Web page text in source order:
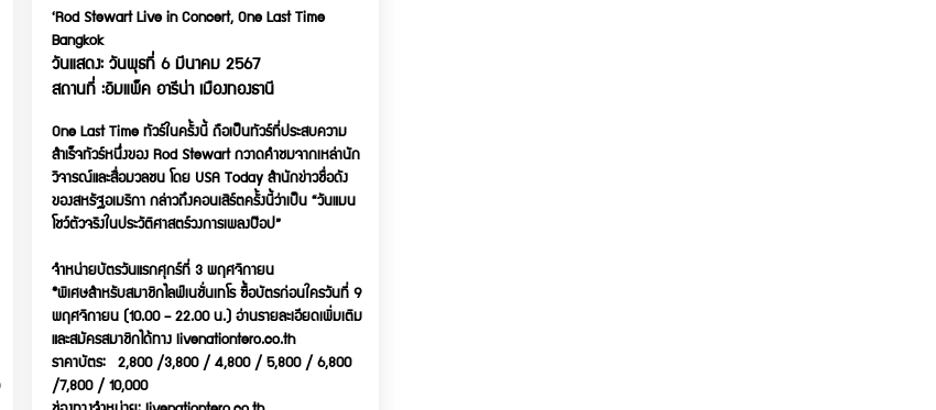
‘Rod Stewart Live in Concert, One Last Time
Bangkok
วันแสดง: วันพุธที่ 6 มีนาคม 2567
สถานที่ :อิมแพ็ค อารีน่า เมืองทองธานี
One Last Time ทัวร์ในครั้งนี้ ถือเป็นทัวร์ที่ประสบความ
สำเร็จทัวร์หนึ่งของ Rod Stewart กวาดคำชมจากเหล่านัก
วิจารณ์และสื่อมวลชน โดย USA Today สำนักข่าวชื่อดัง
ของสหรัฐอเมริกา กล่าวถึงคอนเสิร์ตครั้งนี้ว่าเป็น “วันแมน
โชว์ตัวจริงในประวัติศาสตร์วงการเพลงป๊อป”
จำหน่ายบัตรวันแรกศุกร์ที่ 3 พฤศจิกายน
*พิเศษสำหรับสมาชิกไลฟ์เนชั่นเทโร ซื้อบัตรก่อนใครวันที่ 9
พฤศจิกายน (10.00 – 22.00 น.) อ่านรายละเอียดเพิ่มเติม
และสมัครสมาชิกได้ทาง livenationtero.co.th
ราคาบัตร: 2,800 /3,800 / 4,800 / 5,800 / 6,800
/7,800 / 10,000